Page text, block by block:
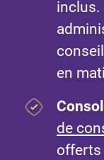
inclus.
en
de
offerts